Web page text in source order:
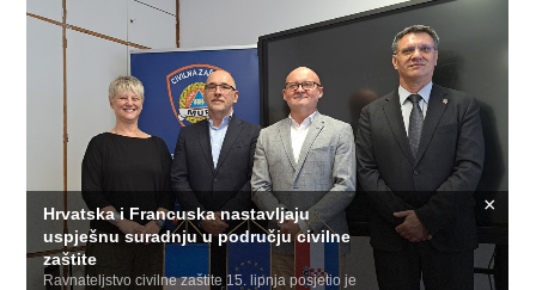
Hrvatska i Francuska nastavljaju
uspješnu suradnju u području civilne
zaštite
Ravnateljstvo civilne zaštite 15. lipnja posjetio je
×